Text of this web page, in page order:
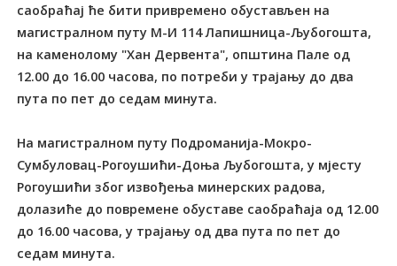
саобраћај ће бити привремено обустављен на
магистралном путу М-И 114 Лапишница-Љубогошта,
на каменолому "Хан Дервента", општина Пале од
12.00 до 16.00 часова, по потреби у трајању до два
пута по пет до седам минута.
На магистралном путу Подроманија-Мокро-
Сумбуловац-Рогоушићи-Доња Љубогошта, у мјесту
Рогоушићи због извођења минерских радова,
долазиће до повремене обуставе саобраћаја од 12.00
до 16.00 часова, у трајању од два пута по пет до
седам минута.